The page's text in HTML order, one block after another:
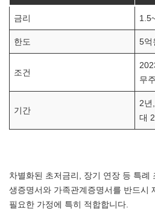
금리
한도 5억
조건
무
기간
2년
대
차별화된 초저금리, 장기 연장 등 특례
생증명서와 가족관계증명서를 반드시
필요한 가정에 특히 적합합니다.